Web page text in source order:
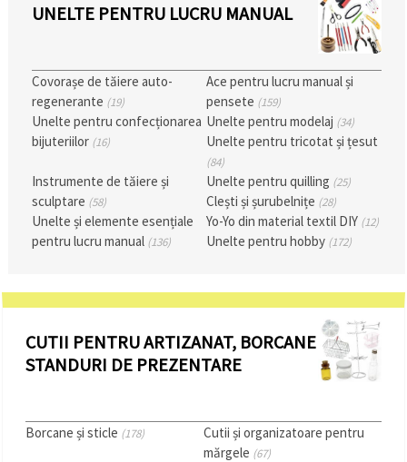
selectând
făcând clic
pe butonul
"Salvați"
Аcceptati
toate!
Setări
UNELTE PENTRU LUCRU MANUAL
Covorașe de tăiere auto-
regenerante (19)
Ace pentru lucru manual și
pensete (159)
Unelte pentru confecționarea
bijuteriilor (16)
Unelte pentru modelaj (34)
Unelte pentru tricotat și țesut
(84)
Instrumente de tăiere și
sculptare (58)
Unelte pentru quilling (25)
Clești și șurubelnițe (28)
Unelte și elemente esențiale
pentru lucru manual (136)
Yo-Yo din material textil DIY (12)
Unelte pentru hobby (172)
CUTII PENTRU ARTIZANAT, BORCANE ȘI
STANDURI DE PREZENTARE
Borcane și sticle (178)
Cutii și organizatoare pentru
mărgele (67)